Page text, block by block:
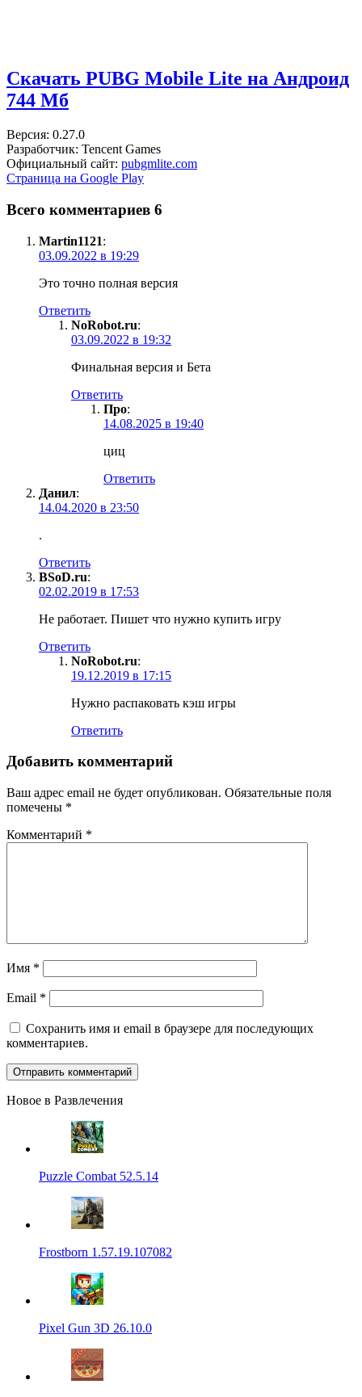
Скачать PUBG Mobile Lite на Андроид
744 Мб
Версия: 0.27.0
Разработчик: Tencent Games
Официальный сайт: pubgmlite.com
Страница на Google Play
Всего комментариев 6
Martin1121:
03.09.2022 в 19:29
Это точно полная версия
Ответить
NoRobot.ru:
03.09.2022 в 19:32
Финальная версия и Бета
Ответить
Про:
14.08.2025 в 19:40
циц
Ответить
Данил:
14.04.2020 в 23:50
.
Ответить
BSoD.ru:
02.02.2019 в 17:53
Не работает. Пишет что нужно купить игру
Ответить
NoRobot.ru:
19.12.2019 в 17:15
Нужно распаковать кэш игры
Ответить
Добавить комментарий
Ваш адрес email не будет опубликован. Обязательные поля
помечены *
Комментарий *
Имя *
Email *
Сохранить имя и email в браузере для последующих
комментариев.
Новое в Развлечения
Puzzle Combat 52.5.14
Frostborn 1.57.19.107082
Pixel Gun 3D 26.10.0